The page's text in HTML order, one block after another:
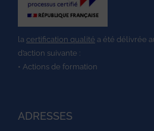
la certification qualité a été délivrée
d’action suivante :
• Actions de formation
ADRESSES